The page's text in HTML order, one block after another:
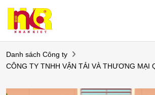
Danh sách Công ty
CÔNG TY TNHH VẬN TẢI VÀ THƯƠNG MẠI